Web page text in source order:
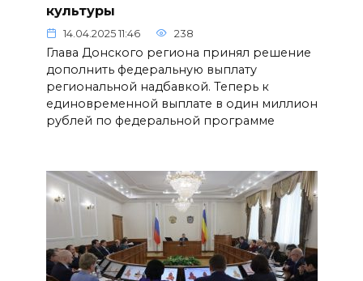
культуры
14.04.2025 11:46 238
Глава Донского региона принял решение
дополнить федеральную выплату
региональной надбавкой. Теперь к
единовременной выплате в один миллион
рублей по федеральной программе